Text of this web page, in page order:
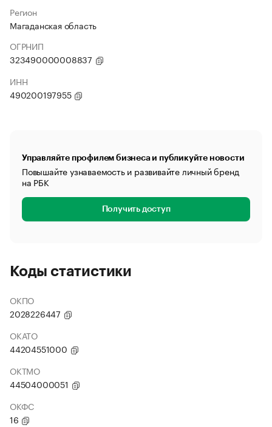
Регион
Магаданская область
ОГРНИП
323490000008837
ИНН
490200197955
Управляйте профилем бизнеса и публикуйте новости
Повышайте узнаваемость и развивайте личный бренд
на РБК
Получить доступ
Коды статистики
ОКПО
2028226447
ОКАТО
44204551000
ОКТМО
44504000051
ОКФС
16